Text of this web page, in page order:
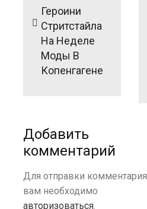
Героини
Стритстайла
На Неделе
Моды В
Копенгагене
Добавить
комментарий
Для отправки комментария
вам необходимо
авторизоваться.